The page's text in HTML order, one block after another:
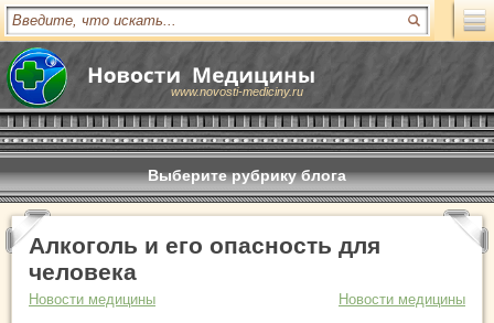
www.novosti-mediciny.ru
Выберите рубрику блога
Алкоголь и его опасность для
человека
Новости медицины
Новости медицины